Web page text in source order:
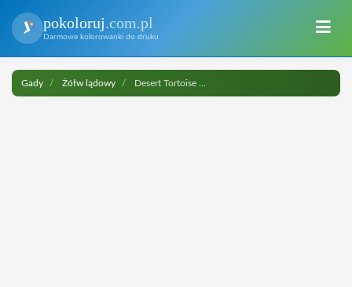
pokoloruj.com.pl
Darmowe kolorowanki do druku
Gady Żółw lądowy Desert Tortoise do druku